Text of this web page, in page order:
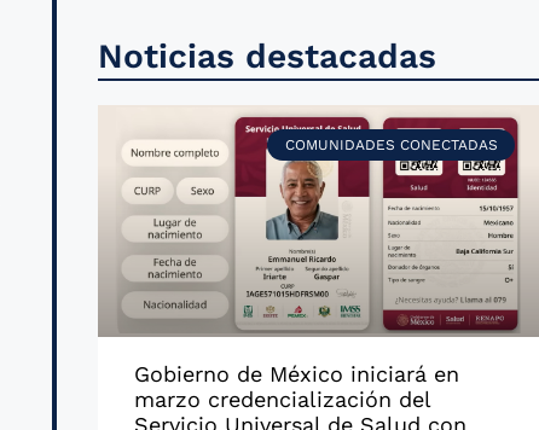
Noticias destacadas
COMUNIDADES CONECTADAS
Gobierno de México iniciará en
marzo credencialización del
Servicio Universal de Salud con